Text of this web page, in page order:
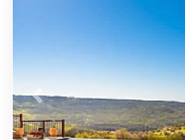
Previous